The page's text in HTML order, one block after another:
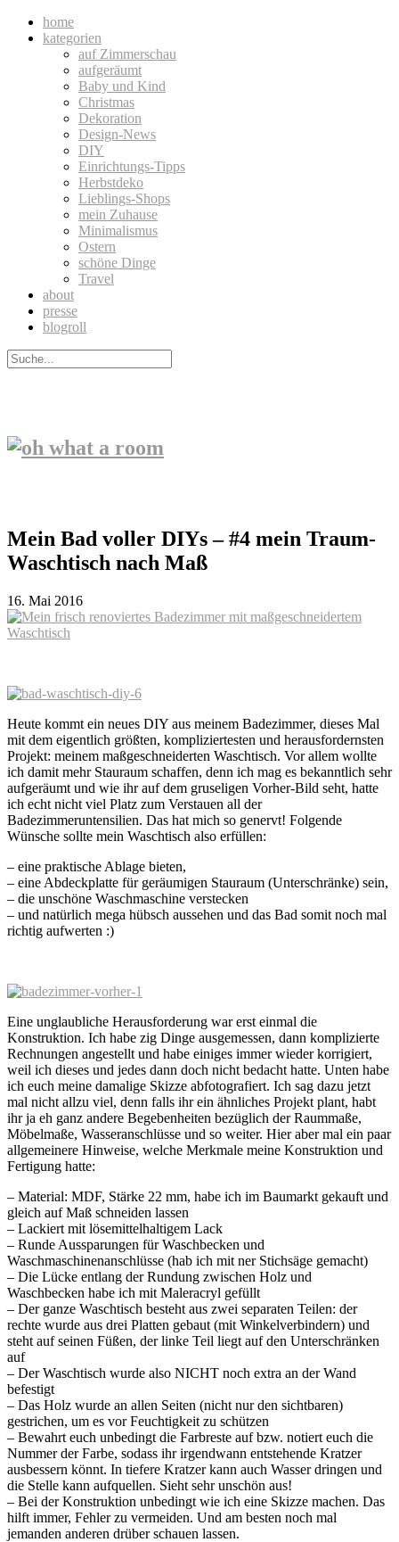
home
kategorien
auf Zimmerschau
aufgeräumt
Baby und Kind
Christmas
Dekoration
Design-News
DIY
Einrichtungs-Tipps
Herbstdeko
Lieblings-Shops
mein Zuhause
Minimalismus
Ostern
schöne Dinge
Travel
about
presse
blogroll
Mein Bad voller DIYs – #4 mein Traum-
Waschtisch nach Maß
16. Mai 2016
Heute kommt ein neues DIY aus meinem Badezimmer, dieses Mal
mit dem eigentlich größten, kompliziertesten und herausfordernsten
Projekt: meinem maßgeschneiderten Waschtisch. Vor allem wollte
ich damit mehr Stauraum schaffen, denn ich mag es bekanntlich sehr
aufgeräumt und wie ihr auf dem gruseligen Vorher-Bild seht, hatte
ich echt nicht viel Platz zum Verstauen all der
Badezimmeruntensilien. Das hat mich so genervt! Folgende
Wünsche sollte mein Waschtisch also erfüllen:
– eine praktische Ablage bieten,
– eine Abdeckplatte für geräumigen Stauraum (Unterschränke) sein,
– die unschöne Waschmaschine verstecken
– und natürlich mega hübsch aussehen und das Bad somit noch mal
richtig aufwerten :)
Eine unglaubliche Herausforderung war erst einmal die
Konstruktion. Ich habe zig Dinge ausgemessen, dann komplizierte
Rechnungen angestellt und habe einiges immer wieder korrigiert,
weil ich dieses und jedes dann doch nicht bedacht hatte. Unten habe
ich euch meine damalige Skizze abfotografiert. Ich sag dazu jetzt
mal nicht allzu viel, denn falls ihr ein ähnliches Projekt plant, habt
ihr ja eh ganz andere Begebenheiten bezüglich der Raummaße,
Möbelmaße, Wasseranschlüsse und so weiter. Hier aber mal ein paar
allgemeinere Hinweise, welche Merkmale meine Konstruktion und
Fertigung hatte:
– Material: MDF, Stärke 22 mm, habe ich im Baumarkt gekauft und
gleich auf Maß schneiden lassen
– Lackiert mit lösemittelhaltigem Lack
– Runde Aussparungen für Waschbecken und
Waschmaschinenanschlüsse (hab ich mit ner Stichsäge gemacht)
– Die Lücke entlang der Rundung zwischen Holz und
Waschbecken habe ich mit Maleracryl gefüllt
– Der ganze Waschtisch besteht aus zwei separaten Teilen: der
rechte wurde aus drei Platten gebaut (mit Winkelverbindern) und
steht auf seinen Füßen, der linke Teil liegt auf den Unterschränken
auf
– Der Waschtisch wurde also NICHT noch extra an der Wand
befestigt
– Das Holz wurde an allen Seiten (nicht nur den sichtbaren)
gestrichen, um es vor Feuchtigkeit zu schützen
– Bewahrt euch unbedingt die Farbreste auf bzw. notiert euch die
Nummer der Farbe, sodass ihr irgendwann entstehende Kratzer
ausbessern könnt. In tiefere Kratzer kann auch Wasser dringen und
die Stelle kann aufquellen. Sieht sehr unschön aus!
– Bei der Konstruktion unbedingt wie ich eine Skizze machen. Das
hilft immer, Fehler zu vermeiden. Und am besten noch mal
jemanden anderen drüber schauen lassen.